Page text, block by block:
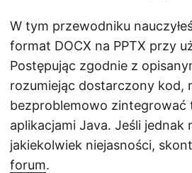
W tym przewodniku
format DOCX na PPTX przy
Postępując zgodnie z
rozumiejąc dostarczony kod,
bezproblemowo zintegrować
aplikacjami Java. Jeśli jednak
jakiekolwiek niejasności,
forum.